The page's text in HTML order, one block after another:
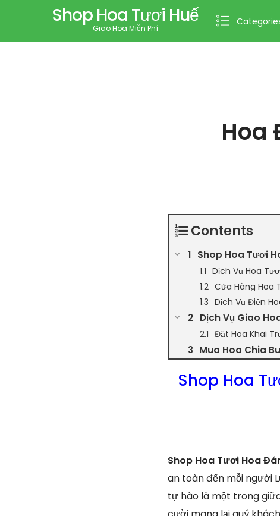
Shop Hoa Tươi Huế
Giao Hoa Miễn Phí
Hoa
Contents
Shop Hoa Tươi
Dịch Vụ Hoa
Cửa Hàng Hoa
Dịch Vụ Điện
Dịch Vụ Giao
Đặt Hoa Khai
Mua Hoa Chia
Shop Hoa
Shop Hoa Tươi Hoa
an toàn đến mỗi người
tự hào là một trong